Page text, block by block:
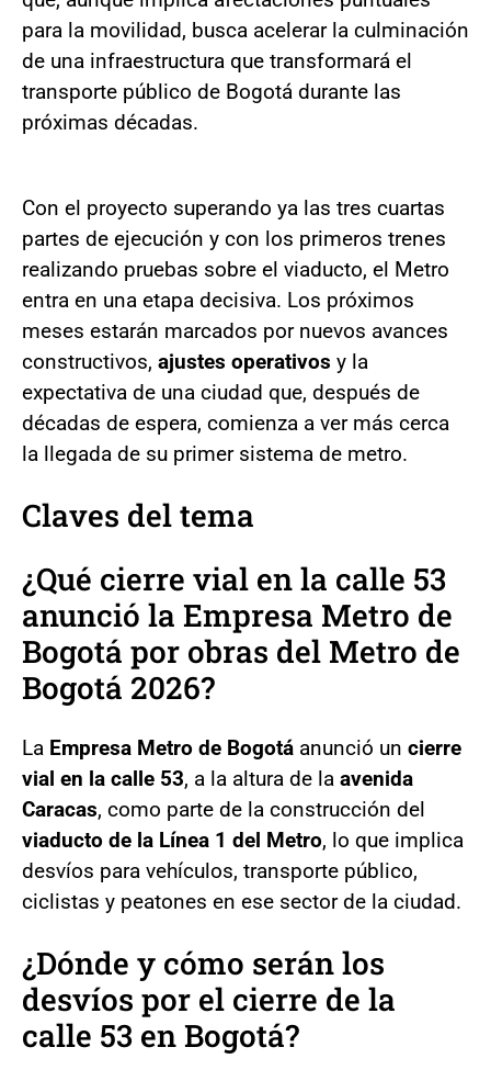
para la movilidad, busca acelerar la culminación
de una infraestructura que transformará el
transporte público de Bogotá durante las
próximas décadas.
Con el proyecto superando ya las tres cuartas
partes de ejecución y con los primeros trenes
realizando pruebas sobre el viaducto, el Metro
entra en una etapa decisiva. Los próximos
meses estarán marcados por nuevos avances
constructivos, ajustes operativos y la
expectativa de una ciudad que, después de
décadas de espera, comienza a ver más cerca
la llegada de su primer sistema de metro.
Claves del tema
¿Qué cierre vial en la calle 53
anunció la Empresa Metro de
Bogotá por obras del Metro de
Bogotá 2026?
La Empresa Metro de Bogotá anunció un cierre
vial en la calle 53, a la altura de la avenida
Caracas, como parte de la construcción del
viaducto de la Línea 1 del Metro, lo que implica
desvíos para vehículos, transporte público,
ciclistas y peatones en ese sector de la ciudad.
¿Dónde y cómo serán los
desvíos por el cierre de la
calle 53 en Bogotá?